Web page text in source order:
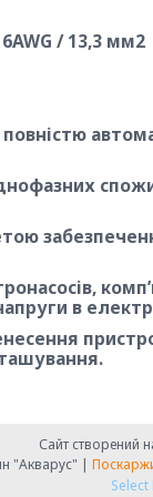
/ 13,3 мм2
в
Сайт створений
Інтернет-магазин "Акварус" |